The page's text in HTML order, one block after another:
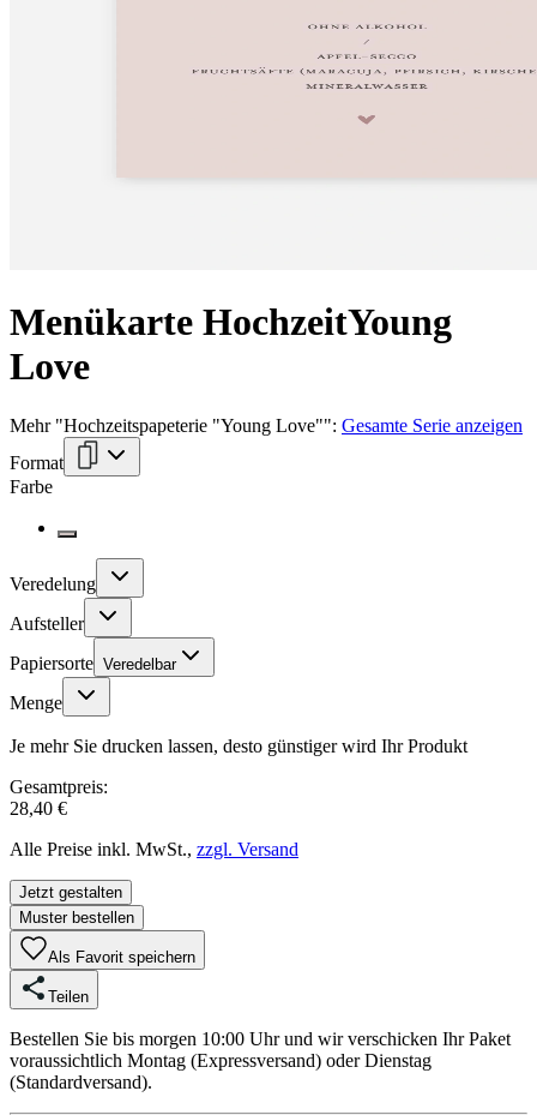
Menükarte HochzeitYoung
Love
Mehr"Hochzeitspapeterie "Young Love"": Gesamte Serie anzeigen
Format
Farbe
Veredelung
Aufsteller
Papiersorte Veredelbar
Menge
Je mehr Sie drucken lassen, desto günstiger wird Ihr Produkt
Gesamtpreis:
28,40 €
Alle Preise inkl. MwSt., zzgl. Versand
Jetzt gestalten
Muster bestellen
Als Favorit speichern
Teilen
Bestellen Sie bis morgen 10:00 Uhr und wir verschicken Ihr Paket
voraussichtlich Montag (Expressversand) oder Dienstag
(Standardversand).